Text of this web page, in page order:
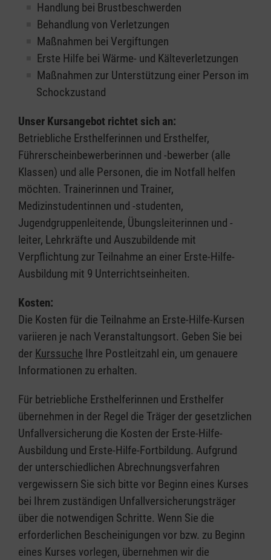
Handlung bei Brustbeschwerden
Behandlung von Verletzungen
Maßnahmen bei Vergiftungen
Erste Hilfe bei Wärme- und Kälteverletzungen
Maßnahmen zur Unterstützung einer Person im
Schockzustand
Unser Kursangebot richtet sich an:
Betriebliche Ersthelferinnen und Ersthelfer,
Führerscheinbewerberinnen und -bewerber (alle
Klassen) und alle Personen, die im Notfall helfen
möchten. Trainerinnen und Trainer,
Medizinstudentinnen und -studenten,
Jugendgruppenleitende, Übungsleiterinnen und -
leiter, Lehrkräfte und Auszubildende mit
Verpflichtung zur Teilnahme an einer Erste-Hilfe-
Ausbildung mit 9 Unterrichtseinheiten.
Kosten:
Die Kosten für die Teilnahme an Erste-Hilfe-Kursen
variieren je nach Veranstaltungsort. Geben Sie bei
der Kurssuche Ihre Postleitzahl ein, um genauere
Informationen zu erhalten.
Für betriebliche Ersthelferinnen und Ersthelfer
übernehmen in der Regel die Träger der gesetzlichen
Unfallversicherung die Kosten der Erste-Hilfe-
Ausbildung und Erste-Hilfe-Fortbildung. Aufgrund
der unterschiedlichen Abrechnungsverfahren
vergewissern Sie sich bitte vor Beginn eines Kurses
bei Ihrem zuständigen Unfallversicherungsträger
über die notwendigen Schritte. Wenn Sie die
erforderlichen Bescheinigungen vor bzw. zu Beginn
eines Kurses vorlegen, übernehmen wir die